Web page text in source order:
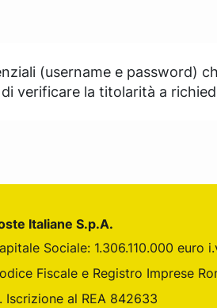
(username e password)
verificare la titolarità a
su Instagram
su Youtube
Italiane S.p.A.
Sociale: 1.306.110.000 euro
Fiscale e Registro Imprese
Iscrizione al REA 842633